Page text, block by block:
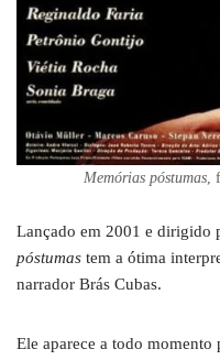
Memórias póstumas,
Lançado em 2001 e dirigido
póstumas tem a ótima
narrador Brás Cubas.
Ele aparece a todo momento